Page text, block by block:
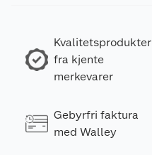
Kvalitetsprodukter
fra kjente
merkevarer
Gebyrfri faktura
med Walley